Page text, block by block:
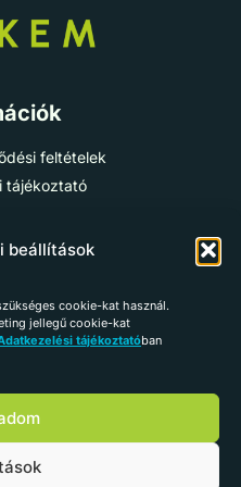
beállítások
cookie-kat használ.
jellegű cookie-kat
tájékoztatóban
feltételek
tájékoztató
98 59